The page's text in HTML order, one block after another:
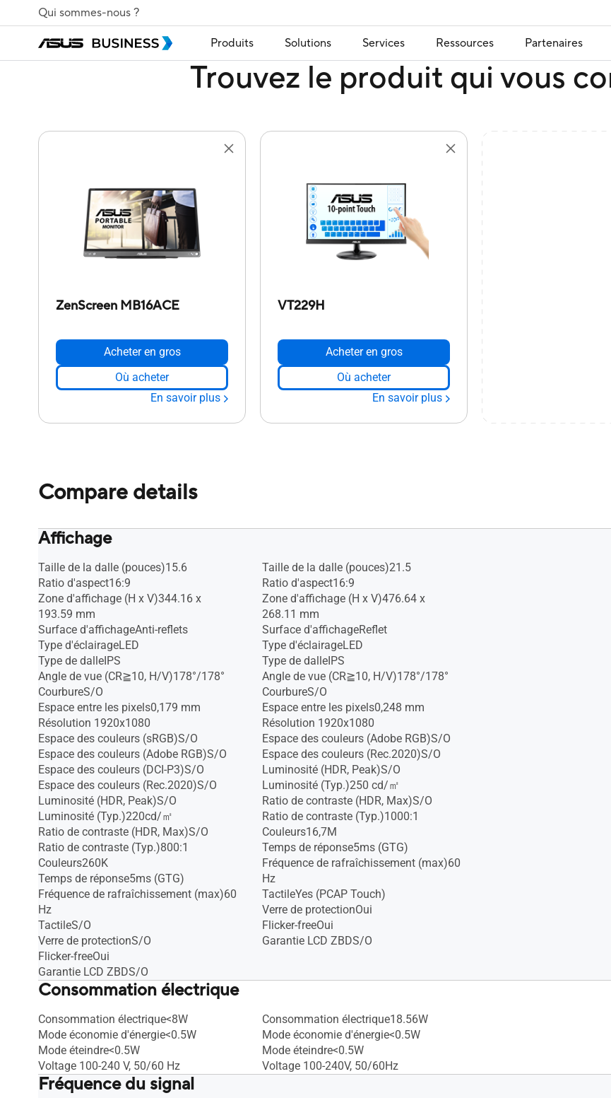
Qui sommes-nous ?
Produits Solutions Services Ressources Partenaires
Trouvez le produit qui vous
ZenScreen MB16ACE
Acheter en gros
Où acheter
En savoir plus
VT229H
Acheter en gros
Où acheter
En savoir plus
Compare details
Affichage
Taille de la dalle (pouces)15.6
Ratio d'aspect16:9
Zone d'affichage (H x V)344.16 x
193.59 mm
Surface d'affichageAnti-reflets
Type d'éclairageLED
Type de dalleIPS
Angle de vue (CR≧10, H/V)178°/178°
CourbureS/O
Espace entre les pixels0,179 mm
Résolution 1920x1080
Espace des couleurs (sRGB)S/O
Espace des couleurs (Adobe RGB)S/O
Espace des couleurs (DCI-P3)S/O
Espace des couleurs (Rec.2020)S/O
Luminosité (HDR, Peak)S/O
Luminosité (Typ.)220cd/㎡
Ratio de contraste (HDR, Max)S/O
Ratio de contraste (Typ.)800:1
Couleurs260K
Temps de réponse5ms (GTG)
Fréquence de rafraîchissement (max)60
Hz
TactileS/O
Verre de protectionS/O
Flicker-freeOui
Garantie LCD ZBDS/O
Taille de la dalle (pouces)21.5
Ratio d'aspect16:9
Zone d'affichage (H x V)476.64 x
268.11 mm
Surface d'affichageReflet
Type d'éclairageLED
Type de dalleIPS
Angle de vue (CR≧10, H/V)178°/178°
CourbureS/O
Espace entre les pixels0,248 mm
Résolution 1920x1080
Espace des couleurs (Adobe RGB)S/O
Espace des couleurs (Rec.2020)S/O
Luminosité (HDR, Peak)S/O
Luminosité (Typ.)250 cd/㎡
Ratio de contraste (HDR, Max)S/O
Ratio de contraste (Typ.)1000:1
Couleurs16,7M
Temps de réponse5ms (GTG)
Fréquence de rafraîchissement (max)60
Hz
TactileYes (PCAP Touch)
Verre de protectionOui
Flicker-freeOui
Garantie LCD ZBDS/O
Consommation électrique
Consommation électrique<8W
Mode économie d'énergie<0.5W
Mode éteindre<0.5W
Voltage 100-240 V, 50/60 Hz
Consommation électrique18.56W
Mode économie d'énergie<0.5W
Mode éteindre<0.5W
Voltage 100-240V, 50/60Hz
Fréquence du signal